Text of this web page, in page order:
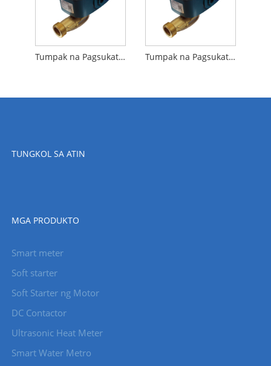
Tumpak na Pagsukat-DN15-NB-IOT Ultrasonic Water Meter Tumpak na Pagsukat DN20-NB-IOT Ultrasonic Water Meter
TUNGKOL SA ATIN
MGA PRODUKTO
Smart meter
Soft starter
Soft Starter ng Motor
DC Contactor
Ultrasonic Heat Meter
Smart Water Metro